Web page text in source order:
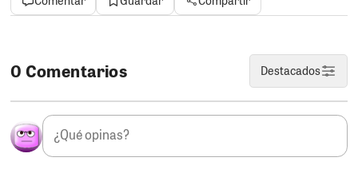
Parcona y todo su repertorio fue temas propios eso es
2- ALERTA.La Unidad de Delitos Financieros debe de
estar alerta por estos días porque se viene un carnaval
de regalos donde muchos candidatos se volverán Papá
Noel y regalarán a manos llenas. Esta vez las canastas,
ollas, platos y táper quedarán en segundo plano. Por
ejemplo el exalcalde de Pisco, Juan Mendoza que está
0 Comentarios Destacados